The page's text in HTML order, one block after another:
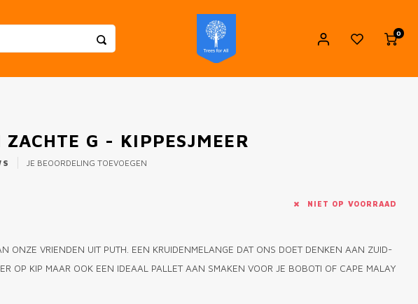
0
G - KIPPESJMEER
JE BEOORDELING TOEVOEGEN
NIET OP VOORRAAD
ONZE VRIENDEN UIT PUTH. EEN KRUIDENMELANGE DAT ONS DOET DENKEN AAN ZUID-
OP KIP MAAR OOK EEN IDEAAL PALLET AAN SMAKEN VOOR JE BOBOTI OF CAPE MALAY